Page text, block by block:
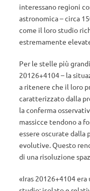
interessano regioni
astronomica – circa
come il loro studio
estremamente
Per le stelle più
20126+4104 – la
a ritenere che il loro
caratterizzato dalla
la conferma
massicce tendono a
essere oscurate dalla
evolutive. Questo
di una risoluzione
«Iras 20126+4104